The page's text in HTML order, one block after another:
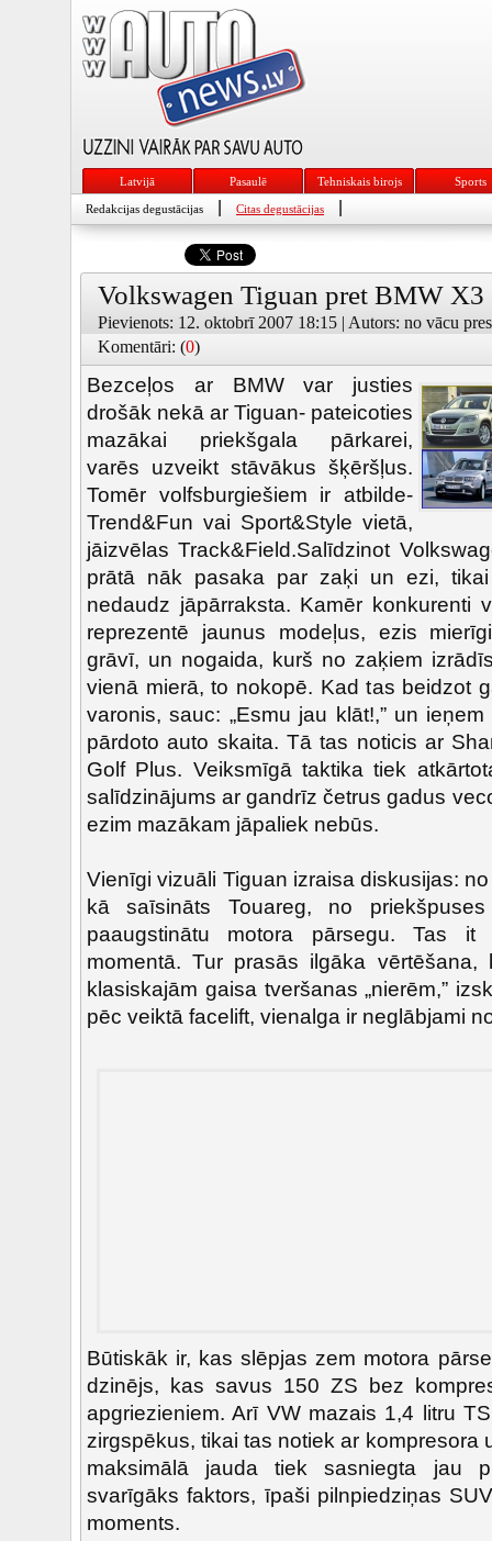
Latvijā Pasaulē Tehniskais birojs Sports
Redakcijas degustācijas Citas degustācijas
Volkswagen Tiguan pret BMW X3
Pievienots: 12. oktobrī 2007 18:15 | Autors: no vācu
Komentāri: (0)
Bezceļos ar BMW var justies
drošāk nekā ar Tiguan- pateicoties
mazākai priekšgala pārkarei,
varēs uzveikt stāvākus šķēršļus.
Tomēr volfsburgiešiem ir atbilde-
Trend&Fun vai Sport&Style vietā,
jāizvēlas Track&Field.Salīdzinot
prātā nāk pasaka par zaķi un ezi,
nedaudz jāpārraksta. Kamēr konkurenti
reprezentē jaunus modeļus, ezis
grāvī, un nogaida, kurš no zaķiem
vienā mierā, to nokopē. Kad tas beidzot
varonis, sauc: „Esmu jau klāt!,” un
pārdoto auto skaita. Tā tas noticis ar
Golf Plus. Veiksmīgā taktika tiek
salīdzinājums ar gandrīz četrus gadus
ezim mazākam jāpaliek nebūs.
Vienīgi vizuāli Tiguan izraisa diskusijas:
kā saīsināts Touareg, no
paaugstinātu motora pārsegu. Tas it
momentā. Tur prasās ilgāka vērtēšana,
klasiskajām gaisa tveršanas „nierēm,”
pēc veiktā facelift, vienalga ir neglābjami
Būtiskāk ir, kas slēpjas zem motora
dzinējs, kas savus 150 ZS bez
apgriezieniem. Arī VW mazais 1,4 litru
zirgspēkus, tikai tas notiek ar kompresora
maksimālā jauda tiek sasniegta jau
svarīgāks faktors, īpaši pilnpiedziņas
moments.